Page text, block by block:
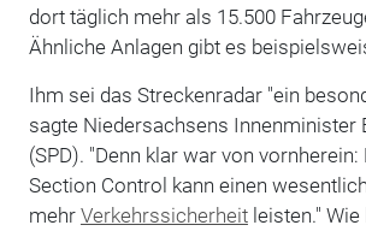
dort täglich mehr als 15.500
Ähnliche Anlagen gibt es
Ihm sei das Streckenradar "ein
sagte Niedersachsens Innenminister
(SPD). "Denn klar war von vornherein:
Section Control kann einen
mehr Verkehrssicherheitleisten." Wie